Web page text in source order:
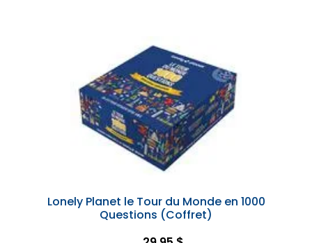
Lonely Planet le Tour du Monde en 1000
Questions (Coffret)